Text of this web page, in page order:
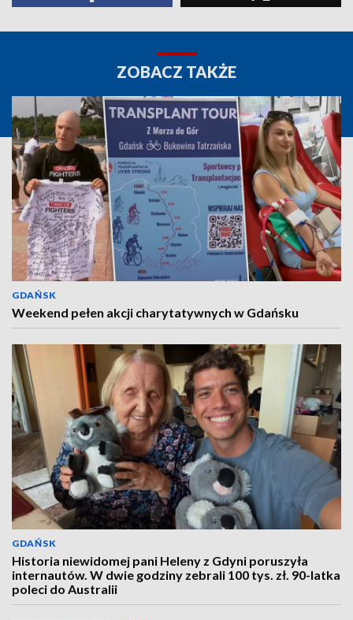
ZOBACZ TAKŻE
GDAŃSK
Weekend pełen akcji charytatywnych w Gdańsku
GDAŃSK
Historia niewidomej pani Heleny z Gdyni poruszyła
internautów. W dwie godziny zebrali 100 tys. zł. 90-latka
poleci do Australii